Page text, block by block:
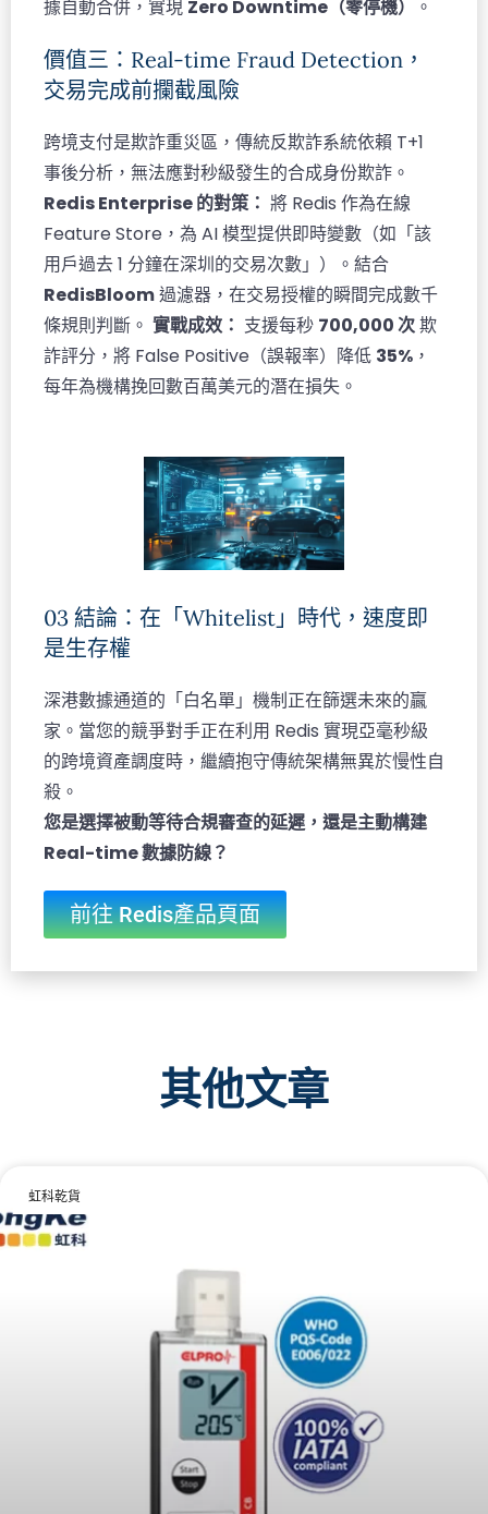
據自動合併，實現 Zero Downtime（零停機） 。
價值三：Real-time Fraud Detection，
交易完成前攔截風險
跨境支付是欺詐重災區，傳統反欺詐系統依賴 T+1
事後分析，無法應對秒級發生的合成身份欺詐。
Redis Enterprise 的對策： 將 Redis 作為在線
Feature Store，為 AI 模型提供即時變數（如「該
用戶過去 1 分鐘在深圳的交易次數」）。結合
RedisBloom過濾器，在交易授權的瞬間完成數千
條規則判斷。 實戰成效： 支援每秒 700,000 次欺
詐評分，將 False Positive（誤報率）降低 35% ，
每年為機構挽回數百萬美元的潛在損失。
03 結論：在「Whitelist」時代，速度即
是生存權
深港數據通道的「白名單」機制正在篩選未來的贏
家。當您的競爭對手正在利用 Redis 實現亞毫秒級
的跨境資產調度時，繼續抱守傳統架構無異於慢性自
殺。
您是選擇被動等待合規審查的延遲，還是主動構建
Real-time 數據防線？
前往 Redis產品頁面
其他文章
虹科乾貨